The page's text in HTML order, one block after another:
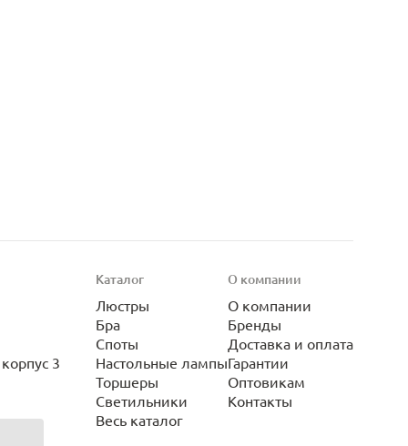
3
Каталог
Люстры
Бра
Споты
Настольные лампы
Торшеры
Светильники
Весь каталог
О компании
О компании
Бренды
Доставка и оплата
Гарантии
Оптовикам
Контакты